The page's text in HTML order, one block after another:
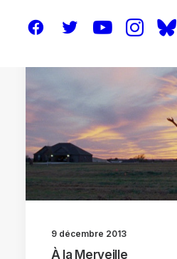
9 décembre 2013
À la Merveille